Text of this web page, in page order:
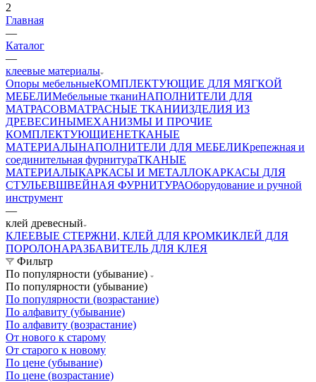
2
Главная
—
Каталог
—
клеевые материалы
Опоры мебельныеКОМПЛЕКТУЮЩИЕ ДЛЯ МЯГКОЙ
МЕБЕЛИМебельные тканиНАПОЛНИТЕЛИ ДЛЯ
МАТРАСОВМАТРАСНЫЕ ТКАНИИЗДЕЛИЯ ИЗ
ДРЕВЕСИНЫМЕХАНИЗМЫ И ПРОЧИЕ
КОМПЛЕКТУЮЩИЕНЕТКАНЫЕ
МАТЕРИАЛЫНАПОЛНИТЕЛИ ДЛЯ МЕБЕЛИКрепежная и
соединительная фурнитураТКАНЫЕ
МАТЕРИАЛЫКАРКАСЫ И МЕТАЛЛОКАРКАСЫ ДЛЯ
СТУЛЬЕВШВЕЙНАЯ ФУРНИТУРАОборудование и ручной
инструмент
—
клей древесный
КЛЕЕВЫЕ СТЕРЖНИ, КЛЕЙ ДЛЯ КРОМКИКЛЕЙ ДЛЯ
ПОРОЛОНАРАЗБАВИТЕЛЬ ДЛЯ КЛЕЯ
Фильтр
По популярности (убывание)
По популярности (убывание)
По популярности (возрастание)
По алфавиту (убывание)
По алфавиту (возрастание)
От нового к старому
От старого к новому
По цене (убывание)
По цене (возрастание)